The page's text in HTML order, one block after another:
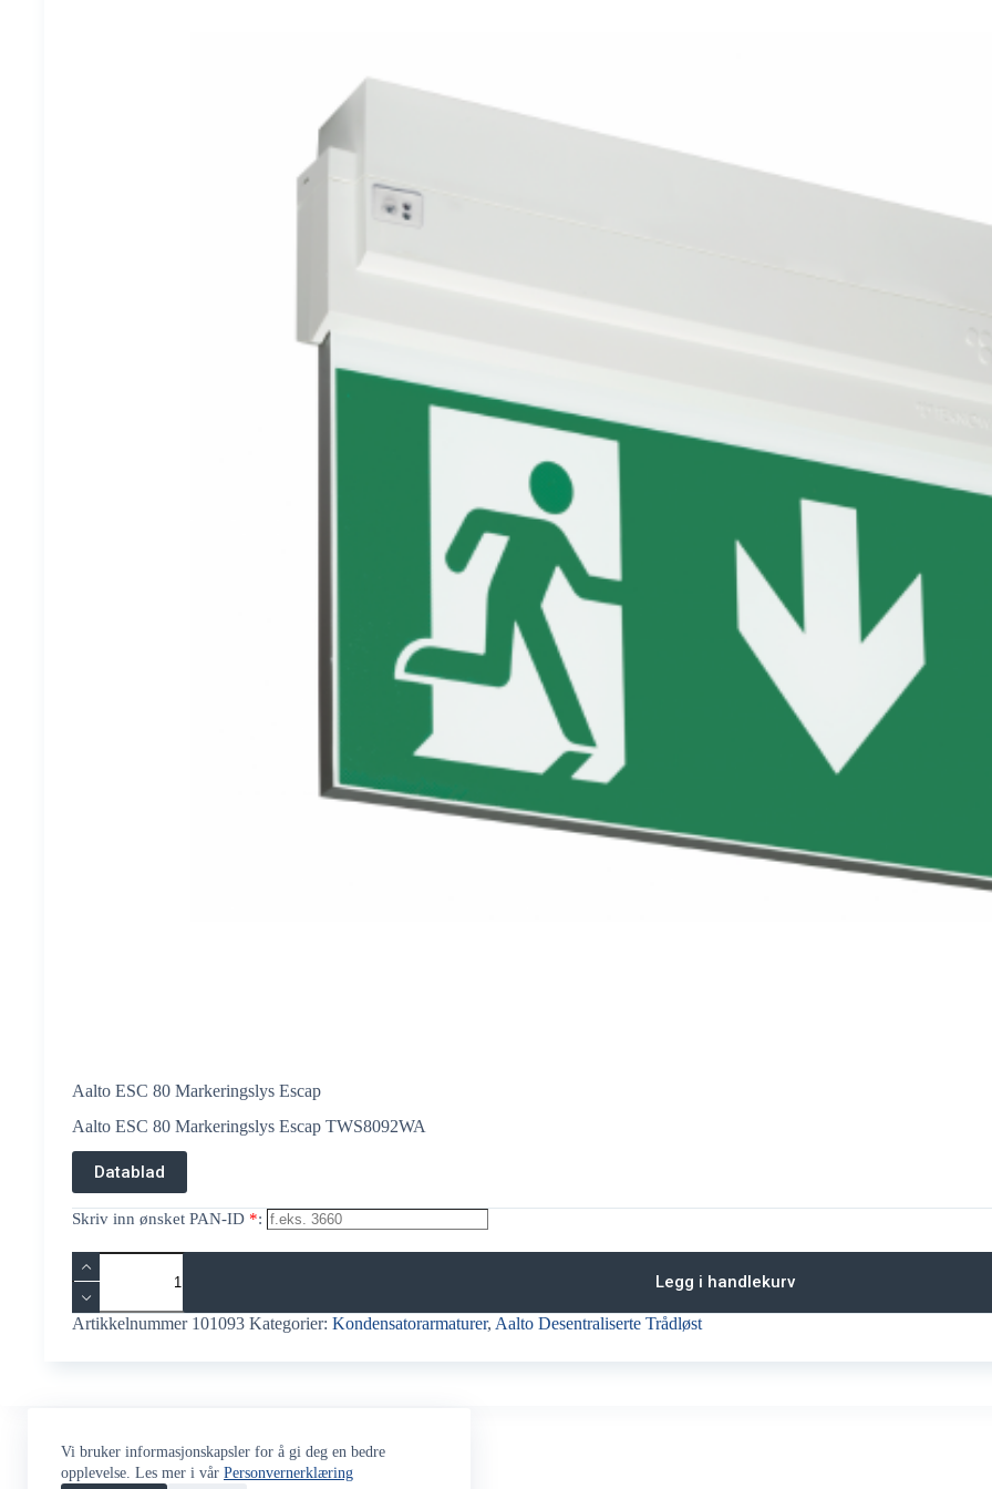
Vi bruker informasjonskapsler for å gi deg en bedre
opplevelse. Les mer i vår Personvernerklæring
Aalto ESC 80 Markeringslys Escap
Aalto ESC 80 Markeringslys Escap TWS8092WA
Datablad
Skriv inn ønsket PAN-ID *:
Aalto
ESC
80
Markeringslys
Escap
Legg i handlekurv
Artikkelnummer 101093 Kategorier: Kondensatorarmaturer, Aalto Desentraliserte Trådløst